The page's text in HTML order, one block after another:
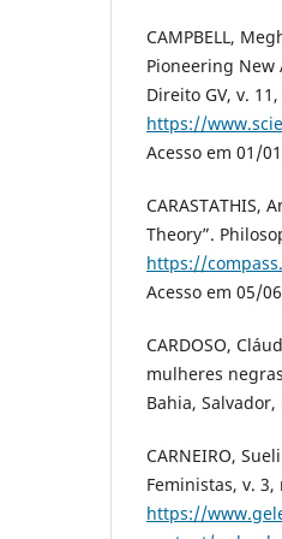
CAMPBELL,
Pioneering
Direito GV, v.
https://
Acesso em 01/
CARASTATHIS,
Theory”.
https://
Acesso em 05/
CARDOSO,
mulheres
Bahia, Salvador,
CARNEIRO,
Feministas, v.
https://